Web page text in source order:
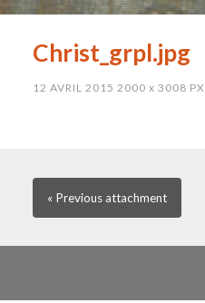
Christ_grpl.jpg
12 AVRIL 2015 2000 x 3008 PX
« Previousattachment